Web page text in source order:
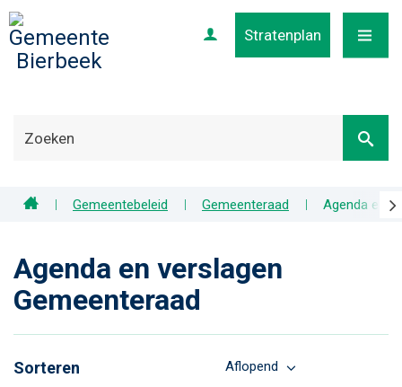
Stratenplan
Profiel
MENU
HomeGemeentebeleid Gemeenteraad Agenda en
Agenda en verslagen
Gemeenteraad
Sorteren Aflopend